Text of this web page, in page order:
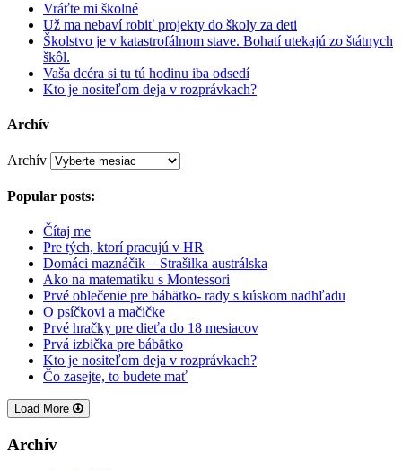
Vráťte mi školné
Už ma nebaví robiť projekty do školy za deti
Školstvo je v katastrofálnom stave. Bohatí utekajú zo štátnych
škôl.
Vaša dcéra si tu tú hodinu iba odsedí
Kto je nositeľom deja v rozprávkach?
Archív
Archív
Popular posts:
Čítaj me
Pre tých, ktorí pracujú v HR
Domáci maznáčik – Strašilka austrálska
Ako na matematiku s Montessori
Prvé oblečenie pre bábätko- rady s kúskom nadhľadu
O psíčkovi a mačičke
Prvé hračky pre dieťa do 18 mesiacov
Prvá izbička pre bábätko
Kto je nositeľom deja v rozprávkach?
Čo zasejte, to budete mať
Load More
Archív